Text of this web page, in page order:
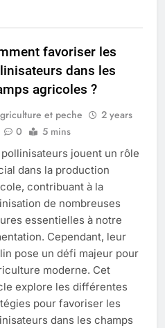
favoriser les
dans les
agricoles ?
et peche
2 years
0 5 mins
pollinisateurs jouent un rôle
dans la production
contribuant à la
de nombreuses
essentielles à notre
Cependant, leur
pose un défi majeur pour
moderne. Cet
explore les différentes
pour favoriser les
dans les champs